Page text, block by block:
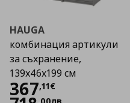
HAUGA
комбинация артикули
за съхранение,
139x46x199 см
367,11€
Цена